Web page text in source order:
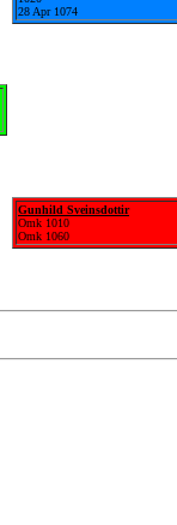
28 Apr 1074
Gunhild Sveinsdottir
Omk 1010
Omk 1060